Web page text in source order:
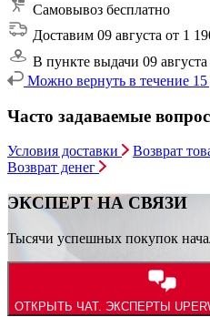
Самовывоз бесплатно
Доставим 09 августа от 1
В пункте выдачи 09 августа
Можно вернуть в течение 15
Часто задаваемые
Условия доставки Возврат
Возврат денег
ЭКСПЕРТ НА СВЯЗИ
Тысячи успешных покупок
ОТКРЫТЬ ЧАТ. ЭКСПЕРТЫ